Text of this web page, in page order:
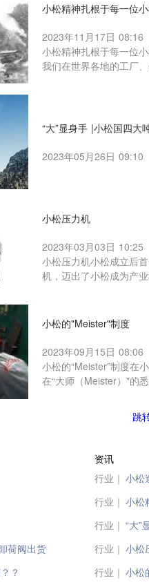
小松精神扎根于每一位
2023年11月17日 08:16
小松精神扎根于每一位
我们在世界各地的工厂
“大”显身手 |小松国四大
2023年05月26日 09:10
小松压力机
2023年03月03日 10:25
小松压力机小松成立后
机，迈出了小松成为产
小松的"Meister"制度
2023年09月15日 08:06
小松的“Meister”制度在
在“大师（Meister）"的
跳
荷阀出货
？
资讯
行业｜ 小松
行业｜ 小松
行业｜ “大”
行业｜ 小松
行业｜ 小松